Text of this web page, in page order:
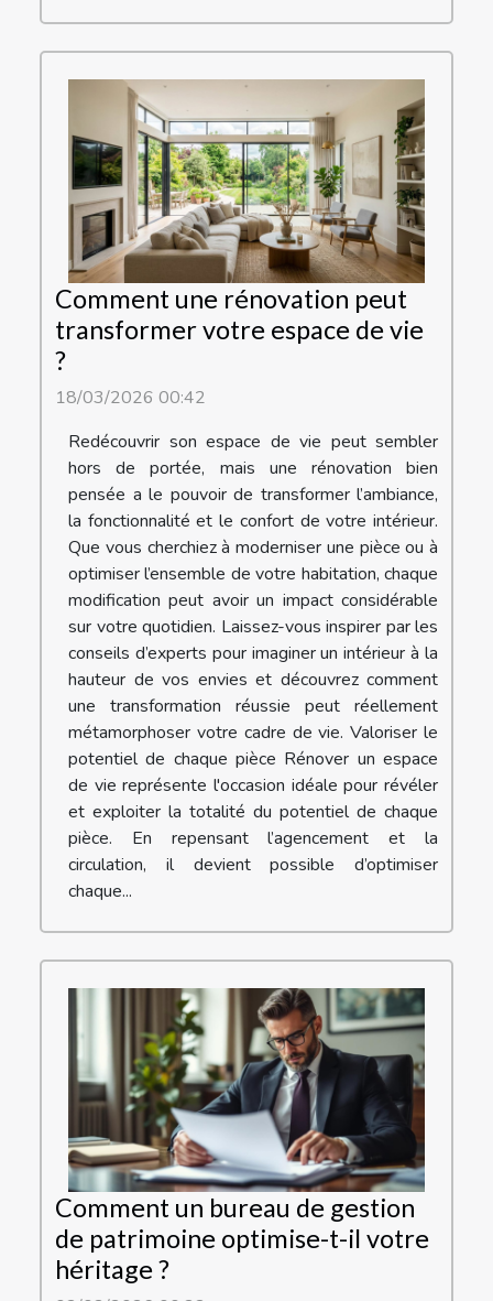
Comment une rénovation peut
transformer votre espace de vie
?
18/03/2026 00:42
Redécouvrir son espace de vie peut sembler
hors de portée, mais une rénovation bien
pensée a le pouvoir de transformer l’ambiance,
la fonctionnalité et le confort de votre intérieur.
Que vous cherchiez à moderniser une pièce ou à
optimiser l’ensemble de votre habitation, chaque
modification peut avoir un impact considérable
sur votre quotidien. Laissez-vous inspirer par les
conseils d’experts pour imaginer un intérieur à la
hauteur de vos envies et découvrez comment
une transformation réussie peut réellement
métamorphoser votre cadre de vie. Valoriser le
potentiel de chaque pièce Rénover un espace
de vie représente l'occasion idéale pour révéler
et exploiter la totalité du potentiel de chaque
pièce. En repensant l’agencement et la
circulation, il devient possible d’optimiser
chaque...
Comment un bureau de gestion
de patrimoine optimise-t-il votre
héritage ?